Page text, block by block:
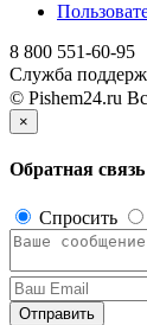
8 800 551-60-95
Служба
© Pishem24.ru
×
Обратная связь
Спросить
Отправить